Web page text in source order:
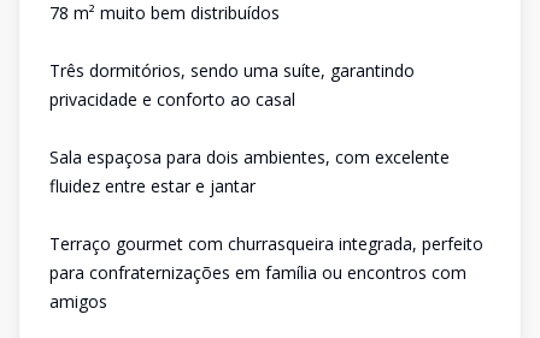
78 m² muito bem distribuídos
Três dormitórios, sendo uma suíte, garantindo
privacidade e conforto ao casal
Sala espaçosa para dois ambientes, com excelente
fluidez entre estar e jantar
Terraço gourmet com churrasqueira integrada, perfeito
para confraternizações em família ou encontros com
amigos